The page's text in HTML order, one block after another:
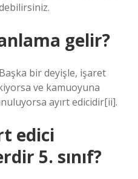
gelir?
bir deyişle, işaret
ve kamuoyuna
ayırt edicidir[ii].
edici
5. sınıf?